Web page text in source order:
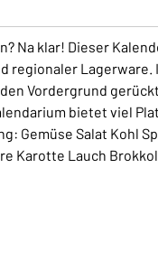
Na klar! Dieser
regionaler
Vordergrund
bietet viel
Gemüse Salat Kohl
Karotte Lauch